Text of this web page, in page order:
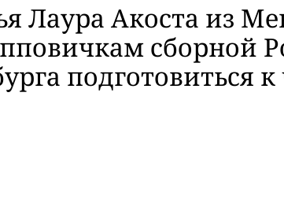
Лаура Акоста из
сборной
подготовиться